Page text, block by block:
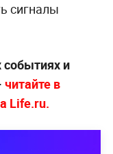
сигналы
событиях и
читайте в
Life.ru.